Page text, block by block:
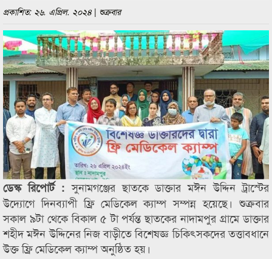
প্রকাশিত: ২৬. এপ্রিল. ২০২৪ | শুক্রবার
ডেস্ক রিপোর্ট : সুনামগঞ্জের ছাতকে ডাক্তার মঈন উদ্দিন ট্রাস্টের
উদ্যোগে দিনব্যাপী ফ্রি মেডিকেল ক্যাম্প সম্পন্ন হয়েছে। শুক্রবার
সকাল ৯টা থেকে বিকাল ৫ টা পর্যন্ত ছাতকের নাদামপুর গ্রামে ডাক্তার
শহীদ মঈন উদ্দিনের নিজ বাড়ীতে বিশেষজ্ঞ চিকিৎসকদের তত্তাবধানে
উক্ত ফ্রি মেডিকেল ক্যাম্প অনুষ্ঠিত হয়।